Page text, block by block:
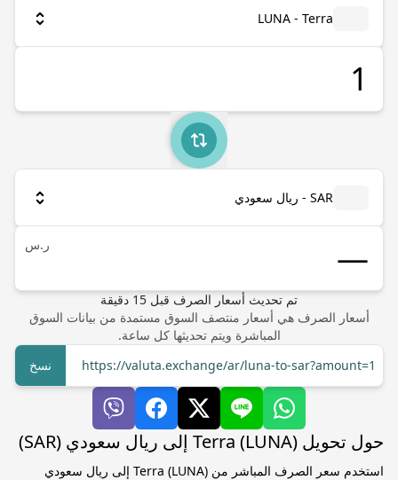
LUNA - Terra
SAR - ريال سعودي
ر.س
تم تحديث أسعار الصرف قبل 15 دقيقة
أسعار الصرف هي أسعار منتصف السوق مستمدة من بيانات السوق
المباشرة ويتم تحديثها كل ساعة.
https://valuta.exchange/ar/luna-to-sar?amount=1
نسخ
حول تحويل Terra (LUNA) إلى ريال سعودي (SAR)
استخدم سعر الصرف المباشر من Terra (LUNA) إلى ريال سعودي